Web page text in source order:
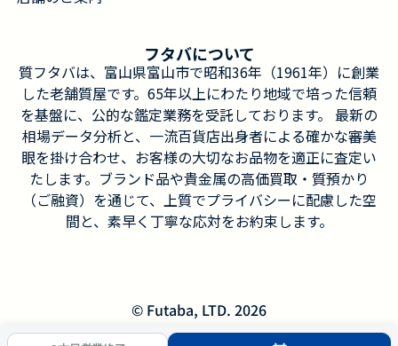
フタバについて
質フタバは、富山県富山市で昭和36年（1961年）に創業
した老舗質屋です。65年以上にわたり地域で培った信頼
を基盤に、公的な鑑定業務を受託しております。 最新の
相場データ分析と、一流百貨店出身者による確かな審美
眼を掛け合わせ、お客様の大切なお品物を適正に査定い
たします。ブランド品や貴金属の高価買取・質預かり
（ご融資）を通じて、上質でプライバシーに配慮した空
間と、素早く丁寧な応対をお約束します。
© Futaba, LTD. 2026